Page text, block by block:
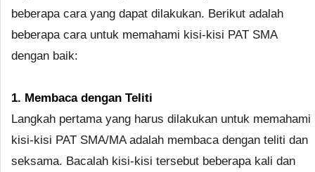
beberapa cara yang dapat dilakukan. Berikut adalah
beberapa cara untuk memahami kisi-kisi PAT SMA
dengan baik:
1. Membaca dengan Teliti
Langkah pertama yang harus dilakukan untuk memahami
kisi-kisi PAT SMA/MA adalah membaca dengan teliti dan
seksama. Bacalah kisi-kisi tersebut beberapa kali dan